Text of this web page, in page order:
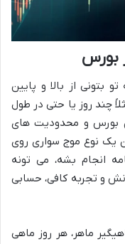
بورس
بتونی از بالا و پایین
چند روز یا حتی در طول
بورس و محدودیت های
یک نوع موج سواری روی
انجام بشه، می تونه
و تجربه کافی، حسابی
ماهر، هر روز ماهی